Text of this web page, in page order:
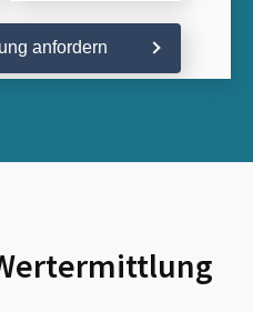
anfordern